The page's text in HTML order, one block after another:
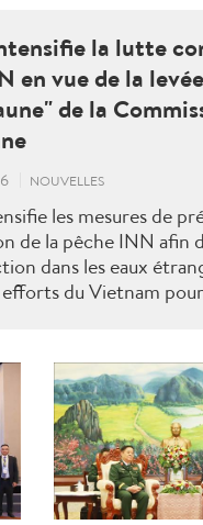
la lutte
en vue de la
de la
NOUVELLES
les mesures de
de la pêche INN afin
dans les eaux
du Vietnam